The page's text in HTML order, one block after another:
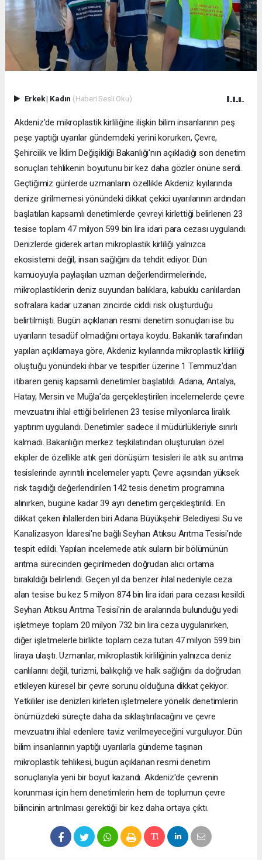
Erkek| Kadın (Haberi Sesli Oku)
Akdeniz'de mikroplastik kirliliğine ilişkin bilim insanlarının peş
peşe yaptığı uyarılar gündemdeki yerini korurken, Çevre,
Şehircilik ve İklim Değişikliği Bakanlığı'nın açıkladığı son denetim
sonuçları tehlikenin boyutunu bir kez daha gözler önüne serdi.
Geçtiğimiz günlerde uzmanların özellikle Akdeniz kıyılarında
denize girilmemesi yönündeki dikkat çekici uyarılarının ardından
başlatılan kapsamlı denetimlerde çevreyi kirlettiği belirlenen 23
tesise toplam 47 milyon 599 bin lira idari para cezası uygulandı.
Denizlerde giderek artan mikroplastik kirliliği yalnızca
ekosistemi değil, insan sağlığını da tehdit ediyor. Dün
kamuoyuyla paylaşılan uzman değerlendirmelerinde,
mikroplastiklerin deniz suyundan balıklara, kabuklu canlılardan
sofralara kadar uzanan zincirde ciddi risk oluşturduğu
belirtilmişti. Bugün açıklanan resmi denetim sonuçları ise bu
uyarıların tesadüf olmadığını ortaya koydu. Bakanlık tarafından
yapılan açıklamaya göre, Akdeniz kıyılarında mikroplastik kirliliği
oluştuğu yönündeki ihbar ve tespitler üzerine 1 Temmuz'dan
itibaren geniş kapsamlı denetimler başlatıldı. Adana, Antalya,
Hatay, Mersin ve Muğla'da gerçekleştirilen incelemelerde çevre
mevzuatını ihlal ettiği belirlenen 23 tesise milyonlarca liralık
yaptırım uygulandı. Denetimler sadece il müdürlükleriyle sınırlı
kalmadı. Bakanlığın merkez teşkilatından oluşturulan özel
ekipler de özellikle atık geri dönüşüm tesisleri ile atık su arıtma
tesislerinde ayrıntılı incelemeler yaptı. Çevre açısından yüksek
risk taşıdığı değerlendirilen 142 tesis denetim programına
alınırken, bugüne kadar 39 ayrı denetim gerçekleştirildi. En
dikkat çeken ihlallerden biri Adana Büyükşehir Belediyesi Su ve
Kanalizasyon İdaresi'ne bağlı Seyhan Atıksu Arıtma Tesisi'nde
tespit edildi. Yapılan incelemede atık suların bir bölümünün
arıtma sürecinden geçirilmeden doğrudan alıcı ortama
bırakıldığı belirlendi. Geçen yıl da benzer ihlal nedeniyle ceza
alan tesise bu kez 5 milyon 874 bin lira idari para cezası kesildi.
Seyhan Atıksu Arıtma Tesisi'nin de aralarında bulunduğu yedi
işletmeye toplam 20 milyon 732 bin lira ceza uygulanırken,
diğer işletmelerle birlikte toplam ceza tutarı 47 milyon 599 bin
liraya ulaştı. Uzmanlar, mikroplastik kirliliğinin yalnızca deniz
canlılarını değil, turizmi, balıkçılığı ve halk sağlığını da doğrudan
etkileyen küresel bir çevre sorunu olduğuna dikkat çekiyor.
Yetkililer ise denizleri kirleten işletmelere yönelik denetimlerin
önümüzdeki süreçte daha da sıklaştırılacağını ve çevre
mevzuatını ihlal edenlere taviz verilmeyeceğini vurguluyor. Dün
bilim insanlarının yaptığı uyarılarla gündeme taşınan
mikroplastik tehlikesi, bugün açıklanan resmi denetim
sonuçlarıyla yeni bir boyut kazandı. Akdeniz'de çevrenin
korunması için hem denetimlerin hem de toplumun çevre
bilincinin artırılması gerektiği bir kez daha ortaya çıktı.